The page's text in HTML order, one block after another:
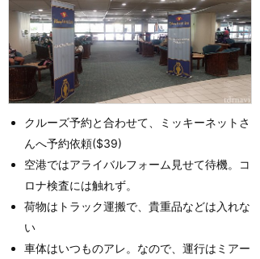
クルーズ予約と合わせて、ミッキーネットさ
んへ予約依頼($39)
空港ではアライバルフォーム見せて待機。コ
ロナ検査には触れず。
荷物はトラック運搬で、貴重品などは入れな
い
車体はいつものアレ。なので、運行はミアー